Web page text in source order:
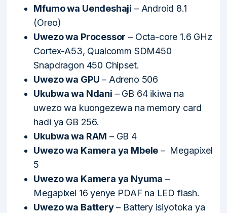
Mfumo wa Uendeshaji – Android 8.1
(Oreo)
Uwezo wa Processor – Octa-core 1.6 GHz
Cortex-A53, Qualcomm SDM450
Snapdragon 450 Chipset.
Uwezo wa GPU – Adreno 506
Ukubwa wa Ndani – GB 64 ikiwa na
uwezo wa kuongezewa na memory card
hadi ya GB 256.
Ukubwa wa RAM – GB 4
Uwezo wa Kamera ya Mbele – Megapixel
5
Uwezo wa Kamera ya Nyuma –
Megapixel 16 yenye PDAF na LED flash.
Uwezo wa Battery– Battery isiyotoka ya